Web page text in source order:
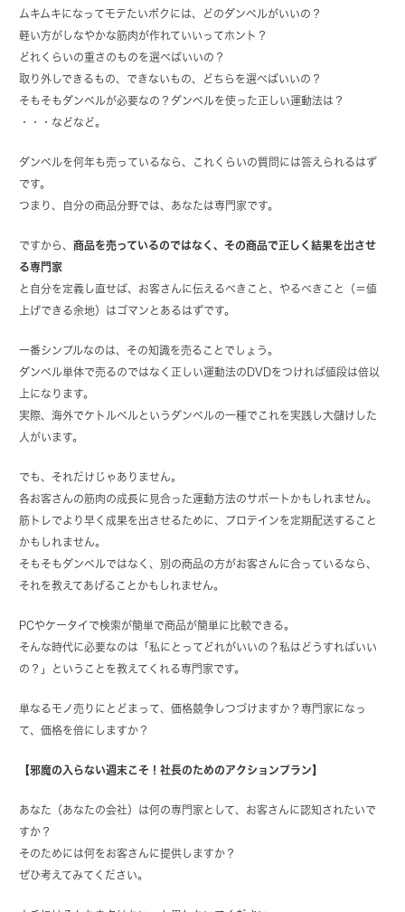
ムキムキになってモテたいボクには、どのダンベルがいいの？
軽い方がしなやかな筋肉が作れていいってホント？
どれくらいの重さのものを選べばいいの？
取り外しできるもの、できないもの、どちらを選べばいいの？
そもそもダンベルが必要なの？ダンベルを使った正しい運動法は？
・・・などなど。
ダンベルを何年も売っているなら、これくらいの質問には答えられるはず
です。
つまり、自分の商品分野では、あなたは専門家です。
ですから、商品を売っているのではなく、その商品で正しく結果を出させ
る専門家
と自分を定義し直せば、お客さんに伝えるべきこと、やるべきこと（＝値
上げできる余地）はゴマンとあるはずです。
一番シンプルなのは、その知識を売ることでしょう。
ダンベル単体で売るのではなく正しい運動法のDVDをつければ値段は倍以
上になります。
実際、海外でケトルベルというダンベルの一種でこれを実践し大儲けした
人がいます。
でも、それだけじゃありません。
各お客さんの筋肉の成長に見合った運動方法のサポートかもしれません。
筋トレでより早く成果を出させるために、プロテインを定期配送すること
かもしれません。
そもそもダンベルではなく、別の商品の方がお客さんに合っているなら、
それを教えてあげることかもしれません。
PCやケータイで検索が簡単で商品が簡単に比較できる。
そんな時代に必要なのは「私にとってどれがいいの？私はどうすればいい
の？」ということを教えてくれる専門家です。
単なるモノ売りにとどまって、価格競争しつづけますか？専門家になっ
て、価格を倍にしますか？
【邪魔の入らない週末こそ！社長のためのアクションプラン】
あなた（あなたの会社）は何の専門家として、お客さんに認知されたいで
すか？
そのためには何をお客さんに提供しますか？
ぜひ考えてみてください。